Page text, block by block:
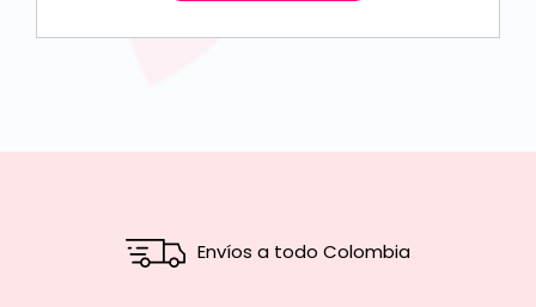
Envíos a todo Colombia